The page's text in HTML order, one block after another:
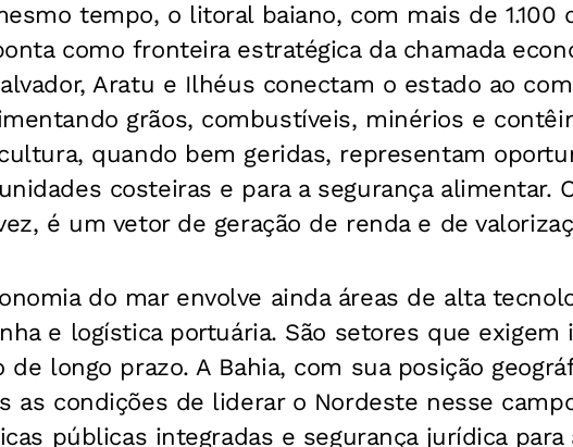
tempo, o litoral baiano, com mais de 1.100
como fronteira estratégica da chamada
Aratu e Ilhéus conectam o estado ao
grãos, combustíveis, minérios e
quando bem geridas, representam
costeiras e para a segurança alimentar.
é um vetor de geração de renda e de
do mar envolve ainda áreas de alta
e logística portuária. São setores que
de longo prazo. A Bahia, com sua posição
as condições de liderar o Nordeste nesse
públicas integradas e segurança jurídica